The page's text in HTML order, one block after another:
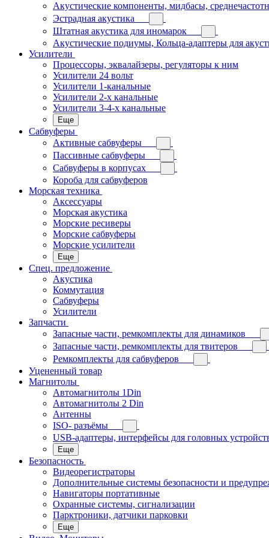
Акустические компоненты, мидбасы,
Эстрадная акустика
Штатная акустика для иномарок
Акустические подиумы, Кольца-адаптеры для
Усилители
Процессоры, эквалайзеры, регуляторы к ним
Усилители 24 вольт
Усилители 1-канальные
Усилители 2-х канальные
Усилители 3-4-х канальные
Еще
Сабвуферы
Активные сабвуферы
Пассивные сабвуферы
Сабвуферы в корпусах
Короба для сабвуферов
Морская техника
Аксессуары
Морская акустика
Морские ресиверы
Морские сабвуферы
Морские усилители
Еще
Спец. предложение
Акустика
Коммутация
Сабвуферы
Усилители
Запчасти
Запасные части, ремкомплекты для динамиков
Запасные части, ремкомплекты для твитеров
Ремкомплекты для сабвуферов
Уцененный товар
Магнитолы
Автомагнитолы 1Din
Автомагнитолы 2 Din
Антенны
ISO- разъёмы
USB-адаптеры, интерфейсы для головных
Еще
Безопасность
Видеорегистраторы
Дополнительные системы безопасности и
Навигаторы портативные
Охранные системы, сигнализации
Парктроники, датчики парковки
Еще